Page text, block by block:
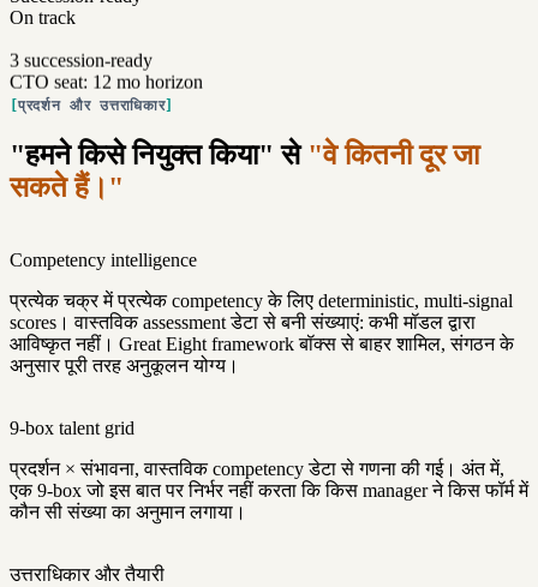
On track
3 succession-ready
CTO seat: 12 mo horizon
प्रदर्शन और उत्तराधिकार
"हमने किसे नियुक्त किया" से "वे कितनी दूर जा
सकते हैं।"
Competency intelligence
प्रत्येक चक्र में प्रत्येक competency के लिए deterministic, multi-signal
scores। वास्तविक assessment डेटा से बनी संख्याएं: कभी मॉडल द्वारा
आविष्कृत नहीं। Great Eight framework बॉक्स से बाहर शामिल, संगठन के
अनुसार पूरी तरह अनुकूलन योग्य।
9-box talent grid
प्रदर्शन × संभावना, वास्तविक competency डेटा से गणना की गई। अंत में,
एक 9-box जो इस बात पर निर्भर नहीं करता कि किस manager ने किस फॉर्म में
कौन सी संख्या का अनुमान लगाया।
उत्तराधिकार और तैयारी